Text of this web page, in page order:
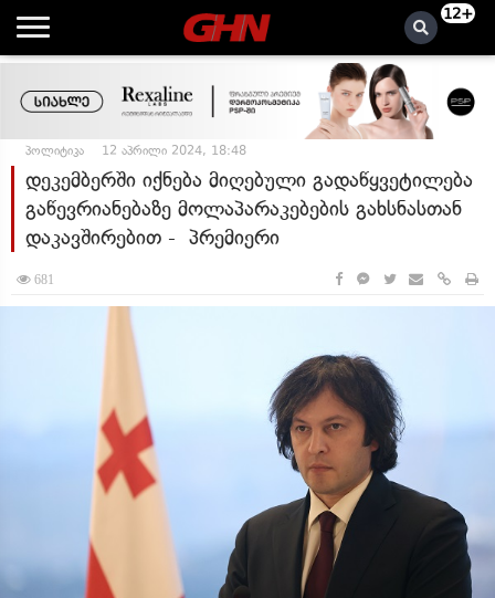
12+
პოლიტიკა 12 აპრილი 2024, 18:48
დეკემბერში იქნება მიღებული გადაწყვეტილება
გაწევრიანებაზე მოლაპარაკებების გახსნასთან
დაკავშირებით - პრემიერი
681